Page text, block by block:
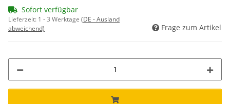
Sofort verfügbar
Lieferzeit: 1 - 3 Werktage (DE - Ausland
abweichend)
Frage zum Artikel